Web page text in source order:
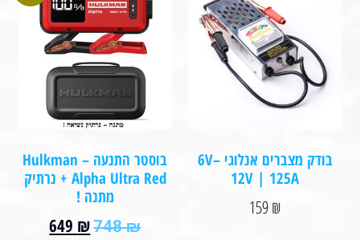
בודק מצברים אנלוגי 6V–
12V | 125A
159₪
בוסטר התנעה – Hulkman
Alpha Ultra Red + נרתיק
מתנה !
748₪
649 ₪